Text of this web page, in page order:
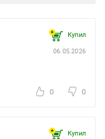
Купил
06.05.2026
0 0
Купил